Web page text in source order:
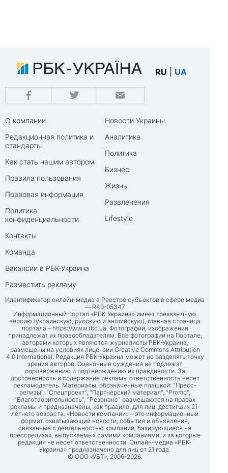
RU UA
О компании
Редакционная политика и
стандарты
Как стать нашим автором
Правила пользования
Правовая информация
Политика
конфиденциальности
Контакты
Команда
Вакансии в РБК-Украина
Разместить рекламу
Новости Украины
Аналитика
Политика
Бизнес
Жизнь
Развлечения
Lifestyle
Идентификатор онлайн-медиа в Реестре субъектов в сфере медиа
— R40-05347
Информационный портал «РБК-Украина» имеет трехязычную
версию (украинскую, русскую и английскую), главная страница
портала – https://www.rbc.ua . Фотографии, изображения
принадлежат их правообладателям. Все фотографии на Портале,
авторами которых являются журналисты РБК-Украина,
размещены на условиях лицензии Creative Commons Attribution
4.0 International. Редакция РБК-Украина может не разделять точку
зрения авторов. Оценочные суждения не подлежат
опровержению и подтверждению их правдивости. За
достоверность и содержание рекламы ответственность несет
рекламодатель. Материалы, обозначенные плашкой: "Пресс-
релизы", "Спецпроект", "Партнерский материал", "Promo",
"Благотворительность", "Резонанс" размещаются на правах
рекламы и предназначены, как правило, для лиц, достигших 21-
летнего возраста. «Новости компании» – это информационный
формат, охватывающий новости, события и объявления,
связанные с деятельностью компаний, базирующиеся на
прессрелизах, выпускаемых самими компаниями, и за которые
редакция не несет ответственности. Онлайн-медиа «РБК-
Украина» предназначено для лиц от 21 года.
© ООО «УБТ», 2006-2026.